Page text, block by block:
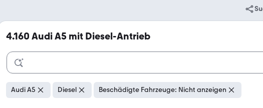
4.160 Audi A5 mit Diesel-Antrieb
Audi A5 Diesel Beschädigte Fahrzeuge: Nicht anzeigen